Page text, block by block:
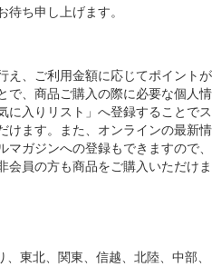
ち申し上げます。
え、ご利用金額に応じてポイントが
で、商品ご購入の際に必要な個人情
に入りリスト」へ登録することでス
けます。また、オンラインの最新情
ガジンへの登録もできますので、
会員の方も商品をご購入いただけま
東北、関東、信越、北陸、中部、